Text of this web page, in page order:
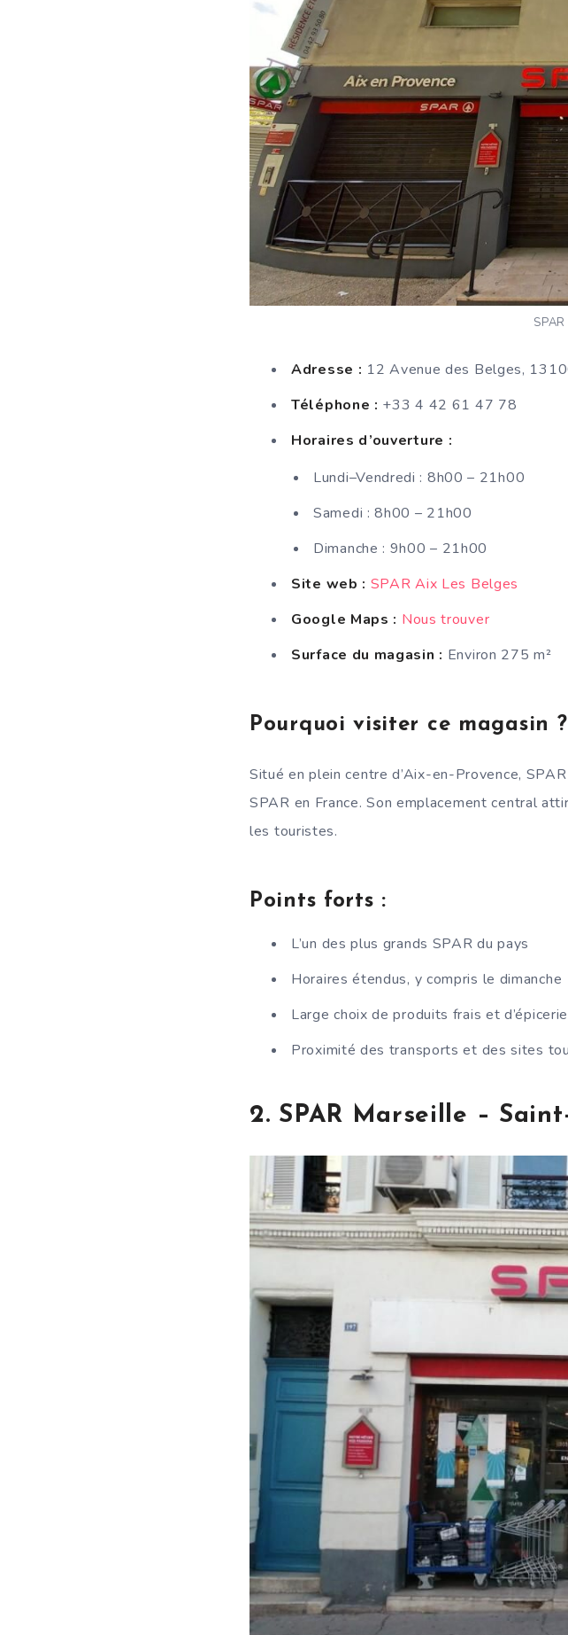
Adresse : 12 Avenue des Belges,
Téléphone : +33 4 42 61 47 78
Horaires d’ouverture :
Lundi–Vendredi : 8h00 – 21h00
Samedi : 8h00 – 21h00
Dimanche : 9h00 – 21h00
Site web : SPAR Aix Les Belges
Google Maps : Nous trouver
Surface du magasin : Environ 275 m²
Pourquoi visiter ce magasin ?
Situé en plein centre d’Aix-en-Provence,
SPAR en France. Son emplacement central
les touristes.
Points forts :
L’un des plus grands SPAR du pays
Horaires étendus, y compris le dimanche
Large choix de produits frais et d’épicerie
Proximité des transports et des sites
2. SPAR Marseille –